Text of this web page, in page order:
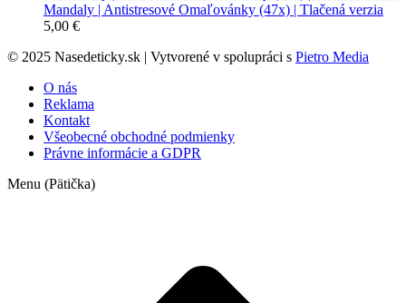
Mandaly | Antistresové Omaľovánky (47x) | Tlačená verzia
5,00 €
© 2025 Nasedeticky.sk | Vytvorené v spolupráci s Pietro Media
O nás
Reklama
Kontakt
Všeobecné obchodné podmienky
Právne informácie a GDPR
Menu (Pätička)